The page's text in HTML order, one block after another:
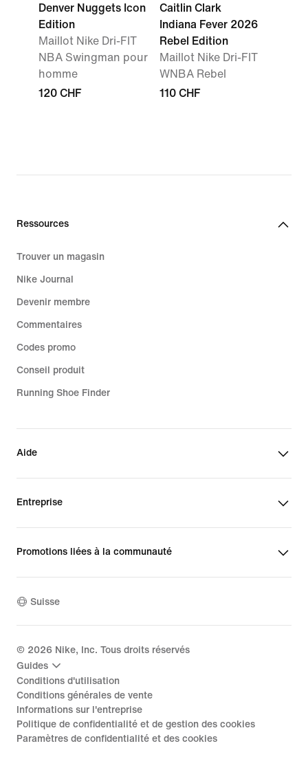
Denver Nuggets Icon
Edition
Maillot Nike Dri-FIT
NBA Swingman pour
homme
120 CHF
Caitlin Clark
Indiana Fever 2026
Rebel Edition
Maillot Nike Dri-FIT
WNBA Rebel
110 CHF
Ressources
Trouver un magasin
Nike Journal
Devenir membre
Commentaires
Codes promo
Conseil produit
Running Shoe Finder
Aide
Entreprise
Promotions liées à la communauté
Suisse
© 2026 Nike, Inc. Tous droits réservés
Guides
Conditions d'utilisation
Conditions générales de vente
Informations sur l'entreprise
Politique de confidentialité et de gestion des cookies
Paramètres de confidentialité et des cookies